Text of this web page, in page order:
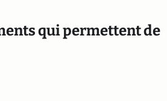
qui permettent de